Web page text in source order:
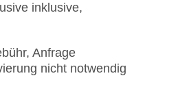
inklusive,
Anfrage
nicht notwendig